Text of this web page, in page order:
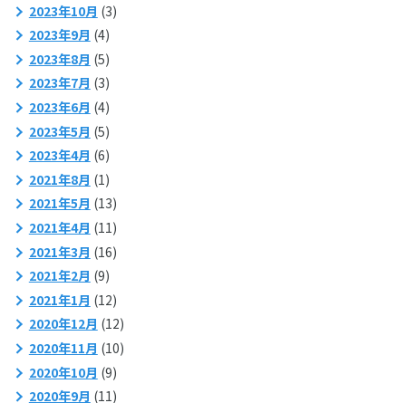
2023年10月 (3)
2023年9月 (4)
2023年8月 (5)
2023年7月 (3)
2023年6月 (4)
2023年5月 (5)
2023年4月 (6)
2021年8月 (1)
2021年5月 (13)
2021年4月 (11)
2021年3月 (16)
2021年2月 (9)
2021年1月 (12)
2020年12月 (12)
2020年11月 (10)
2020年10月 (9)
2020年9月 (11)